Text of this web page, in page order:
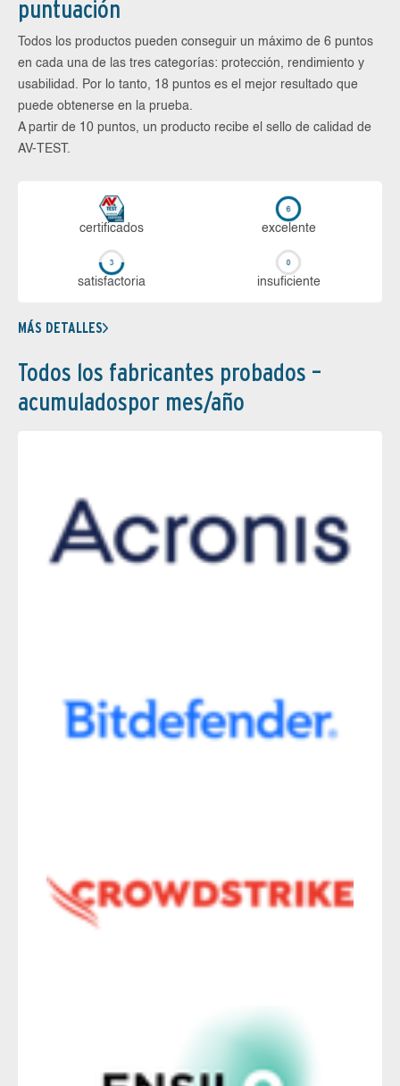
puntuación
Todos los productos pueden conseguir un máximo de 6 puntos
en cada una de las tres categorías: protección, rendimiento y
usabilidad. Por lo tanto, 18 puntos es el mejor resultado que
puede obtenerse en la prueba.
A partir de 10 puntos, un producto recibe el sello de calidad de
AV-TEST.
certi­ficados ex­ce­len­te
sa­tis­fac­to­ria in­su­fi­cien­te
MÁS DETALLES
Todos los fabricantes probados –
acumuladospor mes/año